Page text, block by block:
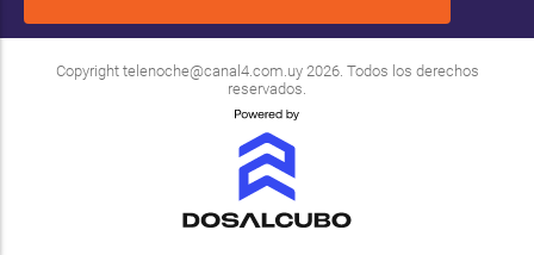
Copyright telenoche@canal4.com.uy2026. Todos los derechos
reservados.